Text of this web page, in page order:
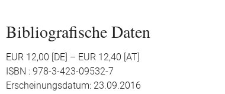
Bibliografische Daten
EUR 12,00 [DE] – EUR 12,40 [AT]
ISBN : 978-3-423-09532-7
Erscheinungsdatum: 23.09.2016